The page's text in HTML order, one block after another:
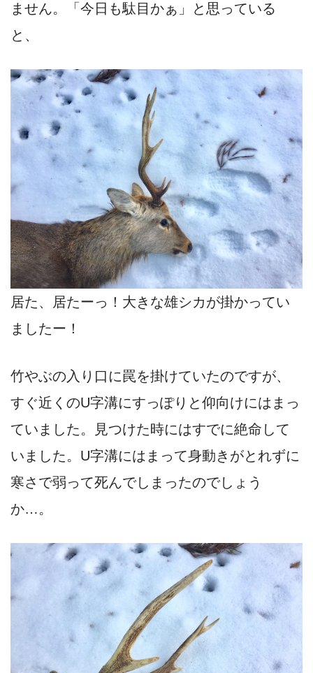
ません。「今日も駄目かぁ」と思っている
と、
居た、居たーっ！大きな雄シカが掛かってい
ましたー！
竹やぶの入り口に罠を掛けていたのですが、
すぐ近くのU字溝にすっぽりと仰向けにはまっ
ていました。見つけた時にはすでに絶命して
いました。U字溝にはまって身動きがとれずに
寒さで弱って死んでしまったのでしょう
か…。